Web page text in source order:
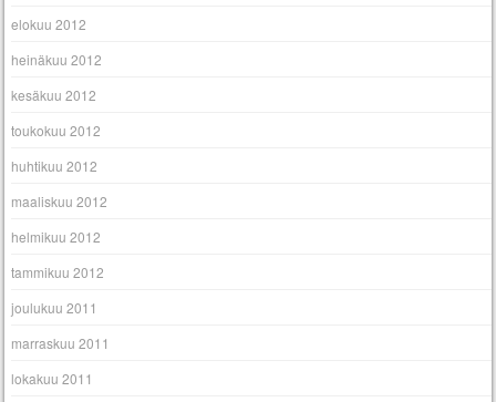
elokuu 2012
heinäkuu 2012
kesäkuu 2012
toukokuu 2012
huhtikuu 2012
maaliskuu 2012
helmikuu 2012
tammikuu 2012
joulukuu 2011
marraskuu 2011
lokakuu 2011